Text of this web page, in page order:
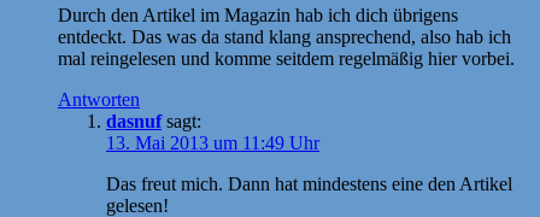
Durch den Artikel im Magazin hab ich dich übrigens
entdeckt. Das was da stand klang ansprechend, also hab ich
mal reingelesen und komme seitdem regelmäßig hier vorbei.
Antworten
dasnuf sagt:
13. Mai 2013 um 11:49 Uhr
Das freut mich. Dann hat mindestens eine den Artikel
gelesen!